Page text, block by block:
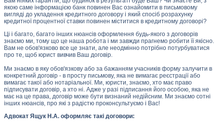
якою саме інформацією банк повинен Вас ознайомити в письмовому
вигляді до укладення кредитного договору і який спосіб розрахунку
кредитної процентної ставки повинен міститися в кредитному договорі?
Ці і багато, багато інших нюансів оформлення будь-якого з договорів
знаємо ми, тому що це наша робота і ми завжди прагнемо робити її якісно.
Вам не обов'язково все це знати, але неодмінно потрібно потурбуватися
про те, щоб юрист вивчив Ваш договір.
Ми знаємо в яку обов'язкову або за бажанням учасників форму залучити в
конкретний договір - в просту письмову, яка не вимагає реєстрації або
вимагає такої або нотаріальної. Ми, юристи, знаємо, хто має право
підписувати договір, а хто ні. Адже у разі підписання його особою, яка не
має на це права, договір може бути визнаний недійсним. Ми знаємо сотні
інших нюансів, про які з радістю проконсультуємо і Вас!
Адвокат Ящук Н.А. оформляє такі договори: